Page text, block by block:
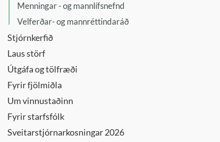
Menningar - og mannlífsnefnd
Velferðar- og mannréttindaráð
Stjórnkerfið
Laus störf
Útgáfa og tölfræði
Fyrir fjölmiðla
Um vinnustaðinn
Fyrir starfsfólk
Sveitarstjórnarkosningar 2026